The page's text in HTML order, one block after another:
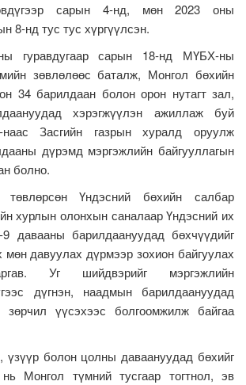
сарын 4-нд, мөн 2023 оны
8-нд тус тус хүргүүлсэн.
гуравдугаар сарын 18-нд МҮБХ-ны
зөвлөлөөс баталж, Монгол бөхийн
34 барилдаан болон орон нутагт зал,
хэрэгжүүлэн ажиллаж буй
Засгийн газрын хуралд оруулж
дүрэмд мэргэжлийн байгууллагын
болно.
Үндэсний бөхийн салбар
хурлын олонхын саналаар Үндэсний их
давааны барилдаануудад бөхчүүдийг
мөн давуулах дүрмээр зохион байгуулах
Уг шийдвэрийг мэргэжлийн
дүгнэн, наадмын барилдаануудад
зөрчил үүсэхээс болгоомжилж байгаа
үзүүр болон цолны даваануудад бөхийг
Монгол түмний тусгаар тогтнол, эв